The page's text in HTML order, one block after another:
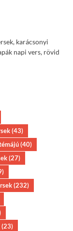
karácsonyi
napi vers, rövid
(43)
(40)
(27)
(232)
(23)